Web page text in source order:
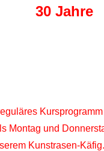
30 Jahre
und
Kunstrasen-